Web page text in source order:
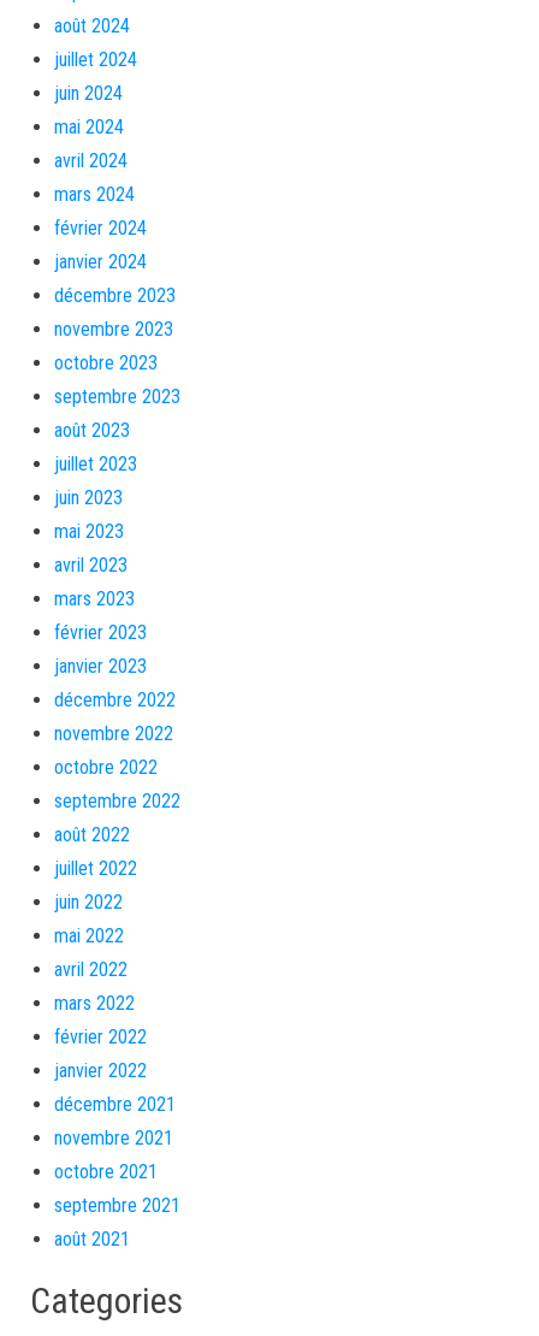
août 2024
juillet 2024
juin 2024
mai 2024
avril 2024
mars 2024
février 2024
janvier 2024
décembre 2023
novembre 2023
octobre 2023
septembre 2023
août 2023
juillet 2023
juin 2023
mai 2023
avril 2023
mars 2023
février 2023
janvier 2023
décembre 2022
novembre 2022
octobre 2022
septembre 2022
août 2022
juillet 2022
juin 2022
mai 2022
avril 2022
mars 2022
février 2022
janvier 2022
décembre 2021
novembre 2021
octobre 2021
septembre 2021
août 2021
Categories